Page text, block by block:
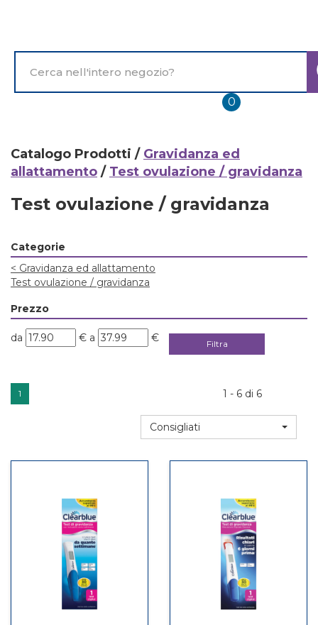
principale
Prodotto
0prodotti
inseriti
Catalogo Prodotti / Gravidanza ed
allattamento / Test ovulazione / gravidanza
Test ovulazione / gravidanza
Categorie
< Gravidanza ed allattamento
Test ovulazione / gravidanza
Prezzo
filtra
da
da €
filtra
a
a €
1 1 - 6 di 6
Consigliati